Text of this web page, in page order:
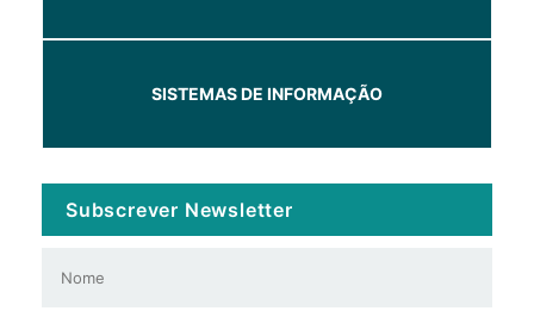
SISTEMAS DE INFORMAÇÃO
Subscrever Newsletter